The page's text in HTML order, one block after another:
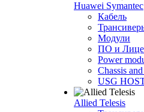
Huawei Symantec
Кабель
Модули
ПО и
Power
Chassis
USG
Allied Telesis